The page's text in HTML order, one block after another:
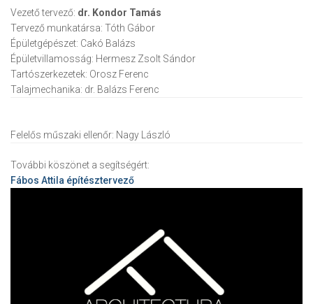
Vezető tervező: dr. Kondor Tamás
Tervező munkatársa: Tóth Gábor
Épületgépészet: Cakó Balázs
Épületvillamosság: Hermesz Zsolt Sándor
Tartószerkezetek: Orosz Ferenc
Talajmechanika: dr. Balázs Ferenc
Felelős műszaki ellenőr: Nagy László
További köszönet a segítségért:
Fábos Attila építésztervező